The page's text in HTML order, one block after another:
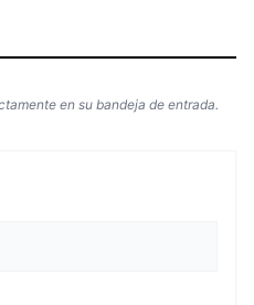
en su bandeja de entrada.